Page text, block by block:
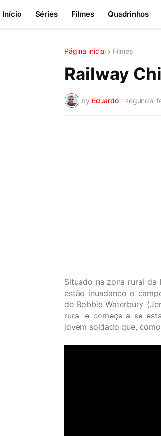
Início Séries Filmes Quadrinhos
Página inicial Filmes
Railway
by Eduardo - segunda-
Situado na zona rural da
estão inundando o
de Bobbie Waterbury
rural e começa a se
jovem soldado que,